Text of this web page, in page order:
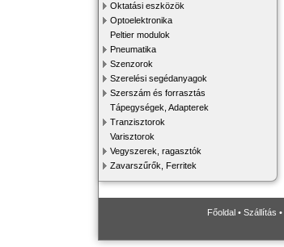
Oktatási eszközök
Optoelektronika
Peltier modulok
Pneumatika
Szenzorok
Szerelési segédanyagok
Szerszám és forrasztás
Tápegységek, Adapterek
Tranzisztorok
Varisztorok
Vegyszerek, ragasztók
Zavarszűrők, Ferritek
Főoldal • Szállítás •